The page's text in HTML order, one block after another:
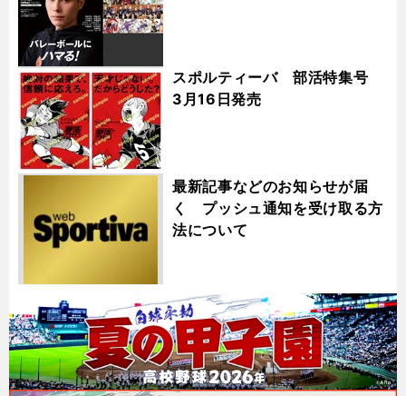
スポルティーバ 部活特集号
3月16日発売
最新記事などのお知らせが届
く プッシュ通知を受け取る方
法について